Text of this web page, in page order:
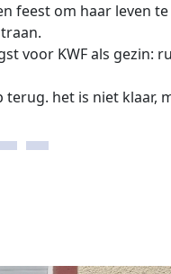
feest om haar leven te
voor KWF als gezin:
het is niet klaar,